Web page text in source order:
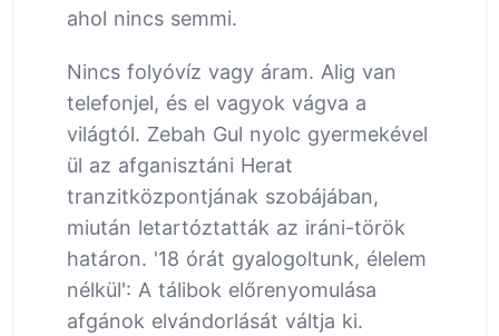
ahol nincs semmi.
Nincs folyóvíz vagy áram. Alig van
telefonjel, és el vagyok vágva a
világtól. Zebah Gul nyolc gyermekével
ül az afganisztáni Herat
tranzitközpontjának szobájában,
miután letartóztatták az iráni-török
határon. '18 órát gyalogoltunk, élelem
nélkül': A tálibok előrenyomulása
afgánok elvándorlását váltja ki.